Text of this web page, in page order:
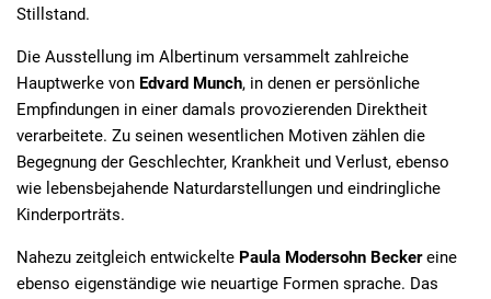
Stillstand.
Die Ausstellung im Albertinum versammelt zahlreiche
Hauptwerke von Edvard Munch, in denen er persönliche
Empfindungen in einer damals provozierenden Direktheit
verarbeitete. Zu seinen wesentlichen Motiven zählen die
Begegnung der Geschlechter, Krankheit und Verlust, ebenso
wie lebensbejahende Naturdarstellungen und eindringliche
Kinderporträts.
Nahezu zeitgleich entwickelte Paula Modersohn Beckereine
ebenso eigenständige wie neuartige Formen sprache. Das